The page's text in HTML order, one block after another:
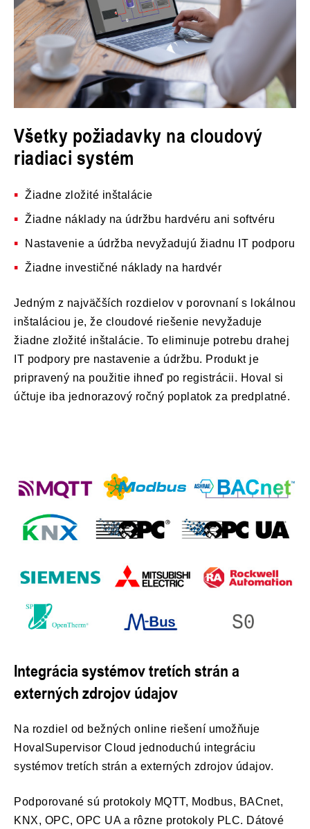
Všetky požiadavky na cloudový
riadiaci systém
Žiadne zložité inštalácie
Žiadne náklady na údržbu hardvéru ani softvéru
Nastavenie a údržba nevyžadujú žiadnu IT podporu
Žiadne investičné náklady na hardvér
Jedným z najväčších rozdielov v porovnaní s lokálnou
inštaláciou je, že cloudové riešenie nevyžaduje
žiadne zložité inštalácie. To eliminuje potrebu drahej
IT podpory pre nastavenie a údržbu. Produkt je
pripravený na použitie ihneď po registrácii. Hoval si
účtuje iba jednorazový ročný poplatok za predplatné.
Integrácia systémov tretích strán a
externých zdrojov údajov
Na rozdiel od bežných online riešení umožňuje
HovalSupervisor Cloud jednoduchú integráciu
systémov tretích strán a externých zdrojov údajov.
Podporované sú protokoly MQTT, Modbus, BACnet,
KNX, OPC, OPC UA a rôzne protokoly PLC. Dátové